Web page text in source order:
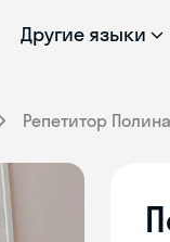
Другие языки
Репетитор Полина